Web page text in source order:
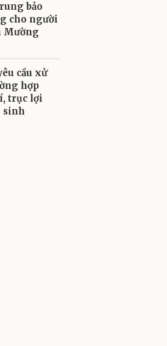
bảo
cho người
Mường
cầu xử
hợp
trục lợi
sinh